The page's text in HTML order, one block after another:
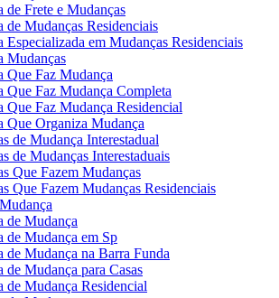
de Frete e Mudanças
de Mudanças Residenciais
Especializada em Mudanças Residenciais
Mudanças
Que Faz Mudança
Que Faz Mudança Completa
Que Faz Mudança Residencial
Que Organiza Mudança
de Mudança Interestadual
de Mudanças Interestaduais
Que Fazem Mudanças
Que Fazem Mudanças Residenciais
de Mudança
de Mudança em Sp
de Mudança na Barra Funda
de Mudança para Casas
de Mudança Residencial